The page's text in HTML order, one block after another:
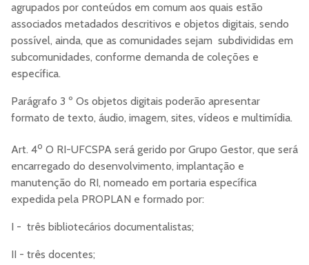
agrupados por conteúdos em comum aos quais estão
associados metadados descritivos e objetos digitais, sendo
possível, ainda, que as comunidades sejam subdivididas em
subcomunidades, conforme demanda de coleções e
específica.
Parágrafo 3 º Os objetos digitais poderão apresentar
formato de texto, áudio, imagem, sites, vídeos e multimídia.
Art. 4o O RI-UFCSPA será gerido por Grupo Gestor, que será
encarregado do desenvolvimento, implantação e
manutenção do RI, nomeado em portaria específica
expedida pela PROPLAN e formado por:
I - três bibliotecários documentalistas;
II - três docentes;